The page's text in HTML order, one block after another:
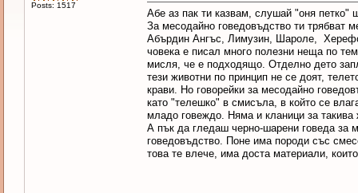
Posts: 1517
Абе аз пак ти казвам, слушай "оня петко"
За месодайно говедовъдство ти трябват
Абърдин Ангъс, Лимузин, Шароле,
човека е писал много полезни неща по
мисля, че е подходящо. Отделно дето
тези животни по принцип не се доят,
крави. Но говорейки за месодайно
като "телешко" в смисъла, в който се
младо говеждо. Няма и кланици за такива
А пък да гледаш черно-шарени говеда за
говедовъдство. Поне има породи със
това те влече, има доста материали,